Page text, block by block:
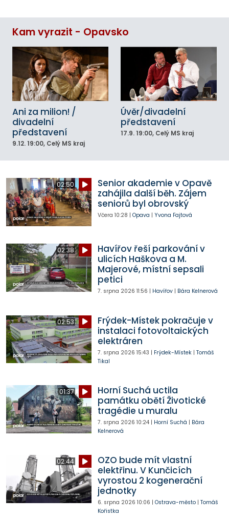
Kam vyrazit - Opavsko
Ani za milion! /
divadelní
představení
9.12. 19:00, Celý MS kraj
Úvěr/divadelní
představení
17.9. 19:00, Celý MS kraj
02:50
Senior akademie v Opavě
zahájila další běh. Zájem
seniorů byl obrovský
Včera 10:28 | Opava | Yvona Fajtová
02:38
Havířov řeší parkování v
ulicích Haškova a M.
Majerové, místní sepsali
petici
7. srpna 2026 11:56 | Havířov| Bára Kelnerová
02:53
Frýdek-Místek pokračuje v
instalaci fotovoltaických
elektráren
7. srpna 2026 15:43 | Frýdek-Místek| Tomáš
Tikal
01:37
Horní Suchá uctila
památku obětí Životické
tragédie u muralu
7. srpna 2026 10:24| Horní Suchá | Bára
Kelnerová
02:44
OZO bude mít vlastní
elektřinu. V Kunčicích
vyrostou 2 kogenerační
jednotky
6. srpna 2026 10:06 | Ostrava-město| Tomáš
Kořistka